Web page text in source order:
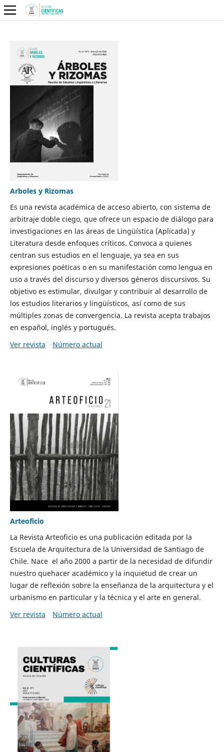
Arboles y Rizomas
Es una revista académica de acceso abierto, con sistema de
arbitraje doble ciego, que ofrece un espacio de diálogo para
investigaciones en las áreas de Lingüística (Aplicada) y
Literatura desde enfoques críticos. Convoca a quienes
centran sus estudios en el lenguaje, ya sea en sus
expresiones poéticas o en su manifestación como lengua en
uso a través del discurso y diversos géneros discursivos. Su
objetivo es estimular, divulgar y contribuir al desarrollo de
los estudios literarios y lingüísticos, así como de sus
múltiples zonas de convergencia. La revista acepta trabajos
en español, inglés y portugués.
Ver revista
Número actual
Arteoficio
La Revista Arteoficio es una publicación editada por la
Escuela de Arquitectura de la Universidad de Santiago de
Chile. Nace el año 2000 a partir de la necesidad de difundir
nuestro quehacer académico y la inquietud de crear un
lugar de reflexión sobre la enseñanza de la arquitectura y el
urbanismo en particular y la técnica y el arte en general.
Ver revista
Número actual